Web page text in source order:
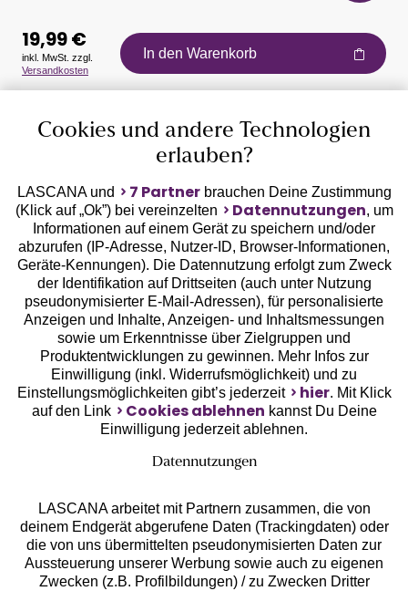
Auszeichnungen
Geprüfte Sicherheit
Unsere Apps
Services
19,99 €
inkl. MwSt. zzgl.
Versandkosten
In den Warenkorb
Cookies und andere Technologien
erlauben?
LASCANA und 7 Partnerbrauchen Deine Zustimmung
(Klick auf „Ok”) bei vereinzelten
Datennutzungen, um
Informationen auf einem Gerät zu speichern und/oder
abzurufen (IP-Adresse, Nutzer-ID, Browser-Informationen,
Geräte-Kennungen). Die Datennutzung erfolgt zum Zweck
der Identifikation auf Drittseiten (auch unter Nutzung
pseudonymisierter E-Mail-Adressen), für personalisierte
Anzeigen und Inhalte, Anzeigen- und Inhaltsmessungen
sowie um Erkenntnisse über Zielgruppen und
Produktentwicklungen zu gewinnen. Mehr Infos zur
Einwilligung (inkl. Widerrufsmöglichkeit) und zu
Einstellungsmöglichkeiten gibt’s jederzeit
hier. Mit Klick
auf den Link
Cookies ablehnen kannst Du Deine
Einwilligung jederzeit ablehnen.
Datennutzungen
LASCANA arbeitet mit Partnern zusammen, die von
deinem Endgerät abgerufene Daten (Trackingdaten) oder
die von uns übermittelten pseudonymisierten Daten zur
Aussteuerung unserer Werbung sowie auch zu eigenen
Zwecken (z.B. Profilbildungen) / zu Zwecken Dritter